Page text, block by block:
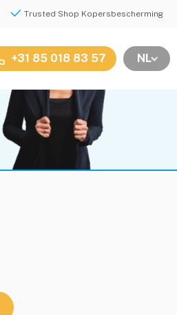
Trusted Shop Kopersbescherming
+31 85 018 83 57 NL